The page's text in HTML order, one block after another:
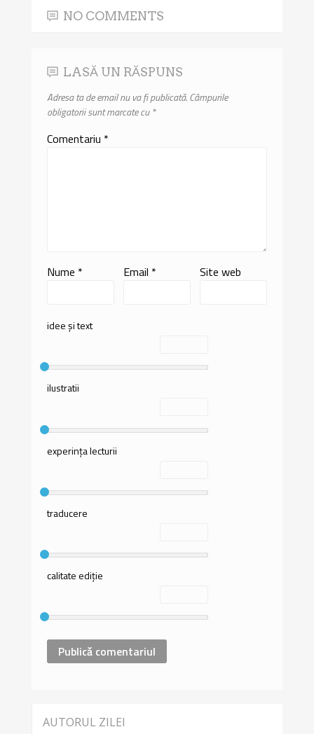
NO COMMENTS
LASĂ UN RĂSPUNS
Adresa ta de email nu va fi publicată.Câmpurile
obligatorii sunt marcate cu*
Comentariu *
Nume * Email * Site web
idee și text
ilustratii
experința lecturii
traducere
calitate ediție
AUTORUL ZILEI